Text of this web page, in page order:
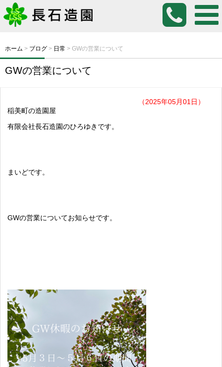
ホーム > ブログ > 日常 > GWの営業について
GWの営業について
（2025年05月01日）
稲美町の造園屋
有限会社長石造園のひろゆきです。
まいどです。
GWの営業についてお知らせです。